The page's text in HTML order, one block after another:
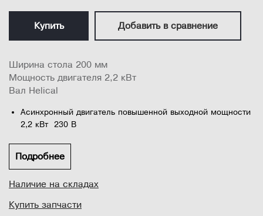
Купить Добавить в сравнение
Ширина стола 200 мм
Мощность двигателя 2,2 кВт
Вал Helical
Асинхронный двигатель повышенной выходной мощности
2,2 кВт 230 В
Большие чугунные столы с прецизионной чистовой
механической обработкой обеспечивают высокую
точность.
Установленный по центру большой чугунный
+ 45°.
Подробнее
Наличие на складах
Купить запчасти